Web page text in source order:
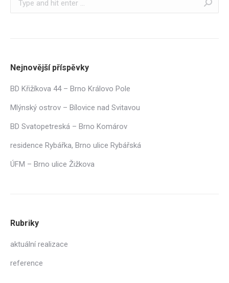
Nejnovější příspěvky
BD Křižíkova 44 – Brno Královo Pole
Mlýnský ostrov – Bílovice nad Svitavou
BD Svatopetreská – Brno Komárov
residence Rybářka, Brno ulice Rybářská
ÚFM – Brno ulice Žižkova
Rubriky
aktuální realizace
reference